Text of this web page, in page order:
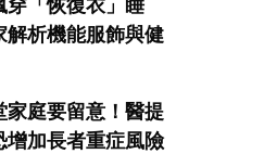
穿「恢復衣」睡
解析機能服飾與健
家庭要留意！醫提
增加長者重症風險